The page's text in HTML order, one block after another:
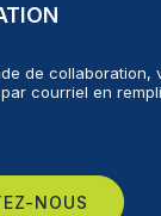
de collaboration,
courriel en
NOUS